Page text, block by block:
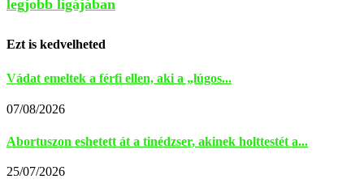
legjobb ligájában
Ezt is kedvelheted
Vádat emeltek a férfi ellen, aki a „lúgos...
07/08/2026
Abortuszon eshetett át a tinédzser, akinek holttestét a...
25/07/2026